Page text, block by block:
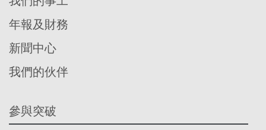
年報及財務
新聞中心
我們的伙伴
參與突破